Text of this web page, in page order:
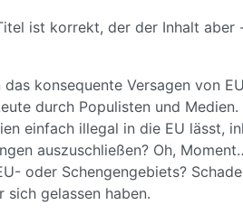
ist korrekt, der der Inhalt
das konsequente Versagen von
durch Populisten und
einfach illegal in die EU lässt,
auszuschließen? Oh,
oder Schengengebiets?
sich gelassen haben.